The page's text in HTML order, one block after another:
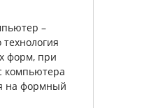
–
форм, при
компьютера
на формный